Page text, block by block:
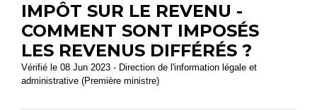
IMPÔT SUR LE REVENU -
COMMENT SONT IMPOSÉS
LES REVENUS DIFFÉRÉS ?
Vérifié le 08 Jun 2023 - Direction de l'information légale et
administrative (Première ministre)